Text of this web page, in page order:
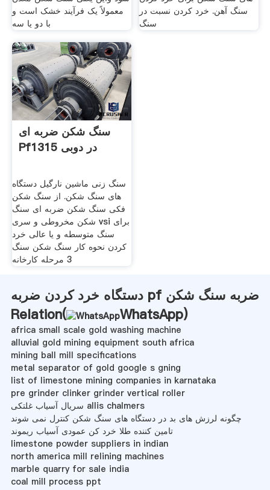
معمولاً یک فرآیند خشک است و
با دو یا سه
سنگ آهن. خرد کردن نسبت در
سنگ
سنگ شکن ضربه ای
Pf1315 در دوبی
سنگ زنی ماشین نارگیل دستگاه
های سنگ شکن. از سنگ شکن
فکی سنگ شکن ضربه ای سنگ
شکن مخروطی و سری vsi برای
سنگ متوسطه و یا عالی خرد
کردن نحوه کار سنگ شکن سنگ
3 مرحله کارخانه
دستگاه خرد کردن ضربه pf ضربه سنگ شکن
Relation(
WhatsApp)
africa small scale gold washing machine
alluvial gold mining equipment south africa
mining ball mill specifications
metal separator of gold google s gning
list of limestone mining companies in karnataka
pre grinder clinker grinder vertical roller
سریال آسیاب غلتکی allis chalmers
چگونه لرزش های بد در دستگاه های سنگ شکن کنترل نمی شوند
تامین کننده طلا خرد کن عمودی آسیاب ریموند
limestone powder suppliers in indian
north america mill relining machines
marble quarry for sale india
coal mill process ppt